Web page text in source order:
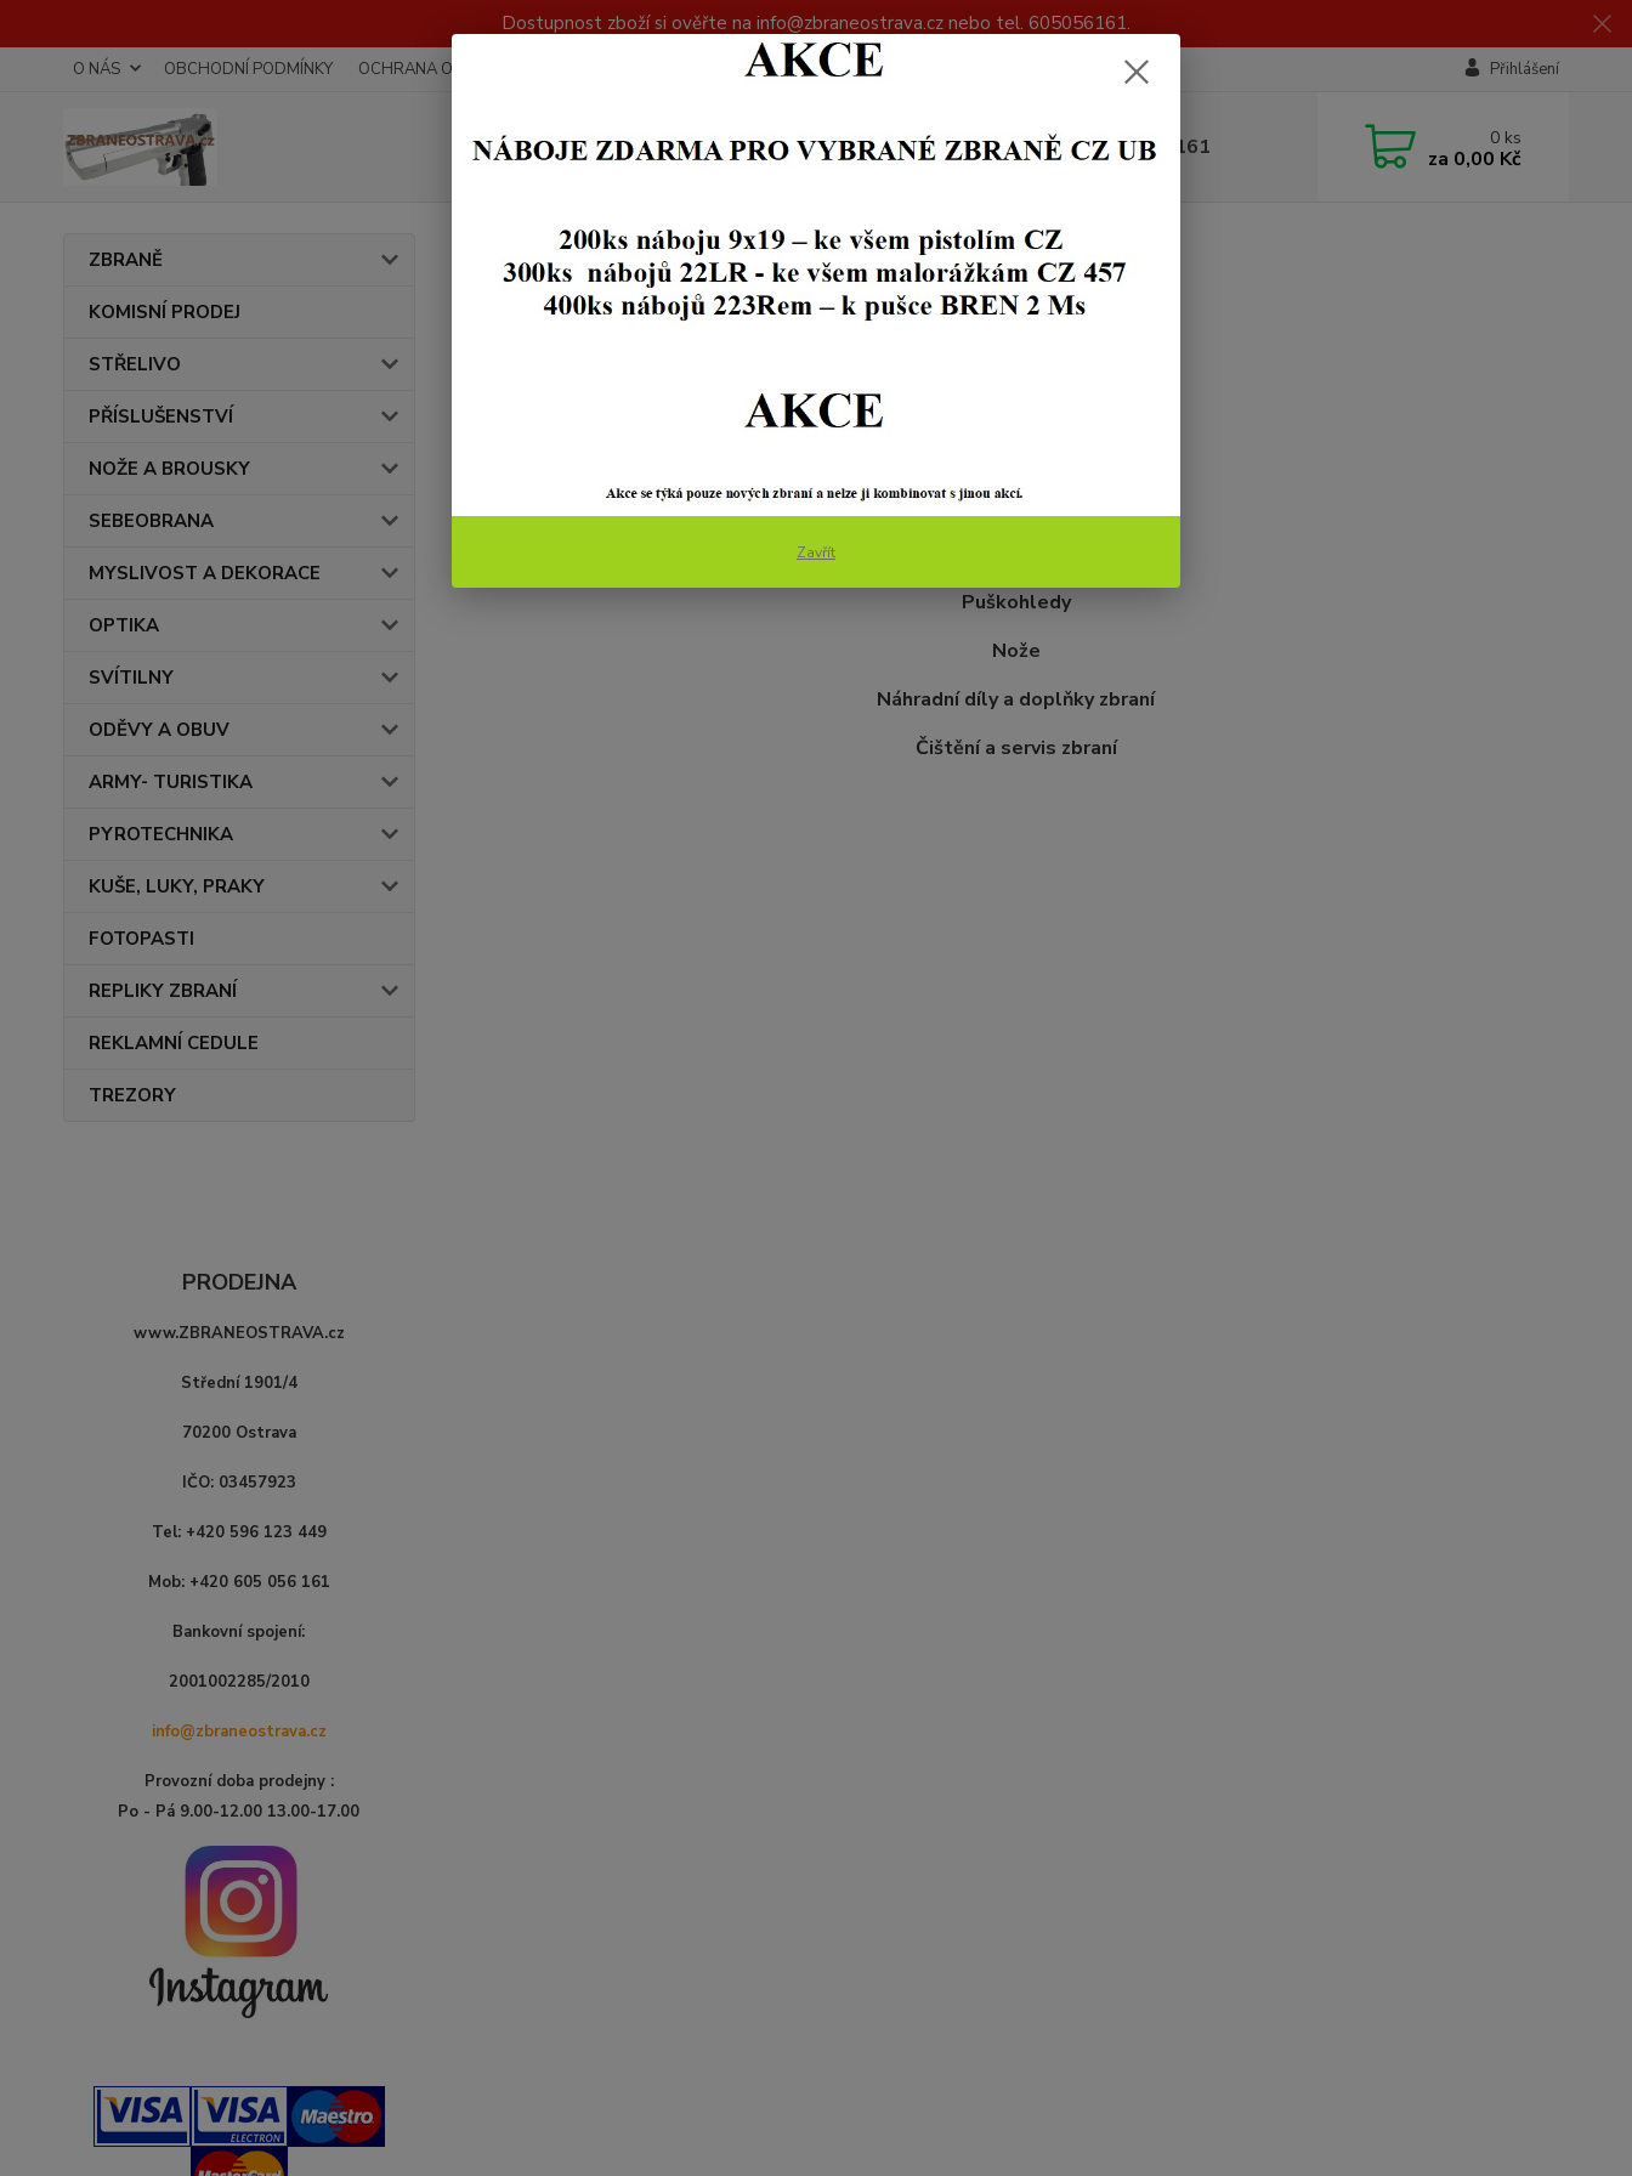
Dostupnost zboží si ověřte na info@zbraneostrava.cz nebo tel. 605056161.
O NÁS OBCHODNÍ PODMÍNKY OCHRANA OSOBNÍCH ÚDAJŮ Přihlášení
Hledat +420 605 056 161 0 ks
za 0,00 Kč
ZBRANĚ
KOMISNÍ PRODEJ
STŘELIVO
PŘÍSLUŠENSTVÍ
NOŽE A BROUSKY
SEBEOBRANA
MYSLIVOST A DEKORACE
OPTIKA
SVÍTILNY
ODĚVY A OBUV
ARMY- TURISTIKA
PYROTECHNIKA
KUŠE, LUKY, PRAKY
FOTOPASTI
REPLIKY ZBRANÍ
REKLAMNÍ CEDULE
TREZORY
PRODEJNA
www.ZBRANEOSTRAVA.cz
Střední 1901/4
70200 Ostrava
IČO: 03457923
Tel: +420 596 123 449
Mob: +420 605 056 161
Bankovní spojení:
2001002285/2010
info@zbraneostrava.cz
Provozní doba prodejny :
Po - Pá 9.00-12.00 13.00-17.00
O NÁS Nabídka služeb
Nabídka služeb
Komisní prodej zbraní
Puškohledy
Nože
Náhradní díly a doplňky zbraní
Čištění a servis zbraní
Zavřít